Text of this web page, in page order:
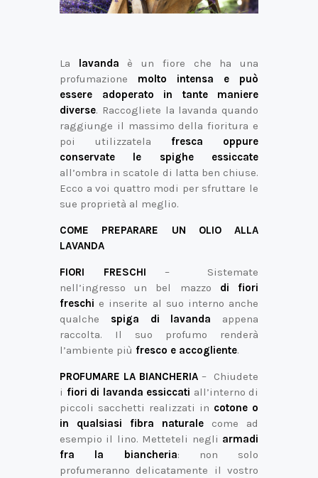
La lavanda è un fiore che ha una
profumazione molto intensa e può
essere adoperato in tante maniere
diverse. Raccogliete la lavanda quando
raggiunge il massimo della fioritura e
poi utilizzatela fresca oppure
conservate le spighe essiccate
all’ombra in scatole di latta ben chiuse.
Ecco a voi quattro modi per sfruttare le
sue proprietà al meglio.
COME PREPARARE UN OLIO ALLA
LAVANDA
FIORI FRESCHI – Sistemate
nell’ingresso un bel mazzo di fiori
freschi e inserite al suo interno anche
qualche spiga di lavanda appena
raccolta. Il suo profumo renderà
l’ambiente più fresco e accogliente.
PROFUMARE LA BIANCHERIA – Chiudete
i fiori di lavanda essiccati all’interno di
piccoli sacchetti realizzati in cotone o
in qualsiasi fibra naturale come ad
esempio il lino. Metteteli negli armadi
fra la biancheria: non solo
profumeranno delicatamente il vostro